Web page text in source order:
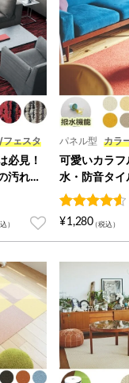
フェスタ
必見！
汚れに
フェ
く5段階評価のうち、
パネル型 カラ
可愛いカラ
水・防音タ
m角『カラー
14
件の利用者
¥1,280